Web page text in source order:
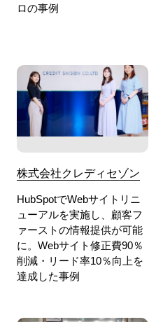
ロの事例
株式会社クレディセゾン
HubSpotでWebサイトリニ
ューアルを実施し、顧客フ
ァーストの情報提供が可能
に。Webサイト修正費90％
削減・リード率10％向上を
達成した事例